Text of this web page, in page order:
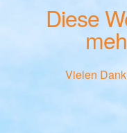
Diese
Vielen